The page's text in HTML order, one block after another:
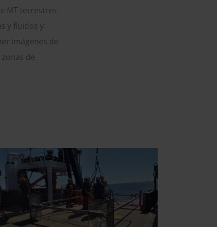
MT terrestres
y fluidos y
imágenes de
de